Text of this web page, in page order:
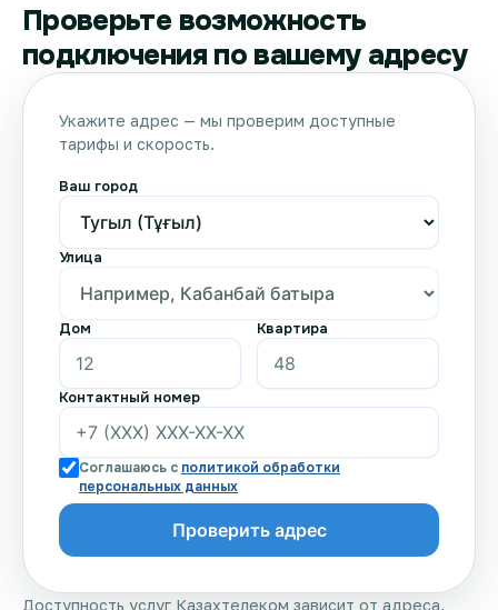
Проверьте возможность
подключения по вашему адресу
Доступность услуг Казахтелеком зависит от адреса,
Укажите адрес — мы проверим доступные
тарифы и скорость.
Ваш город
Улица
Дом Квартира
Контактный номер
Соглашаюсь с политикой обработки
персональных данных